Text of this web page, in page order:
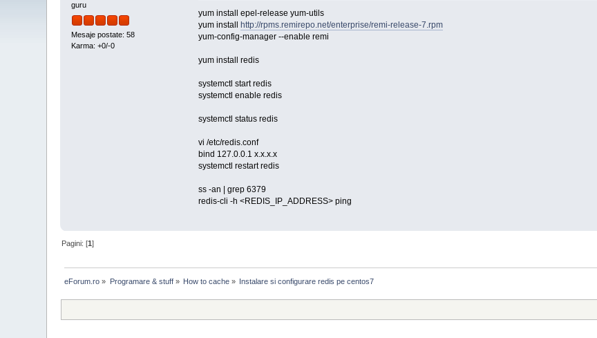
guru
Mesaje postate: 58
Karma: +0/-0
yum install epel-release yum-utils
yum install
http://rpms.remirepo.net/enterprise/remi-release-7.rpm
yum-config-manager --enable remi
yum install redis
systemctl start redis
systemctl enable redis
systemctl status redis
vi /etc/redis.conf
bind 127.0.0.1 x.x.x.x
systemctl restart redis
ss -an | grep 6379
redis-cli -h <REDIS_IP_ADDRESS> ping
Pagini: [1]
eForum.ro » Programare & stuff» How to cache » Instalare si configurare redis pe centos7